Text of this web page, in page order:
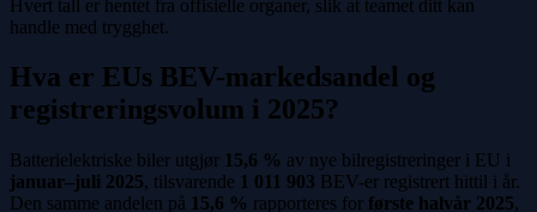
Hvert tall er hentet fra offisielle organer, slik at teamet ditt kan
handle med trygghet.
Hva er EUs BEV-markedsandel og
registreringsvolum i 2025?
Batterielektriske biler utgjør 15,6 % av nye bilregistreringer i EU i
januar–juli 2025, tilsvarende 1 011 903 BEV-er registrert hittil i år.
Den samme andelen på 15,6 % rapporteres for første halvår 2025,